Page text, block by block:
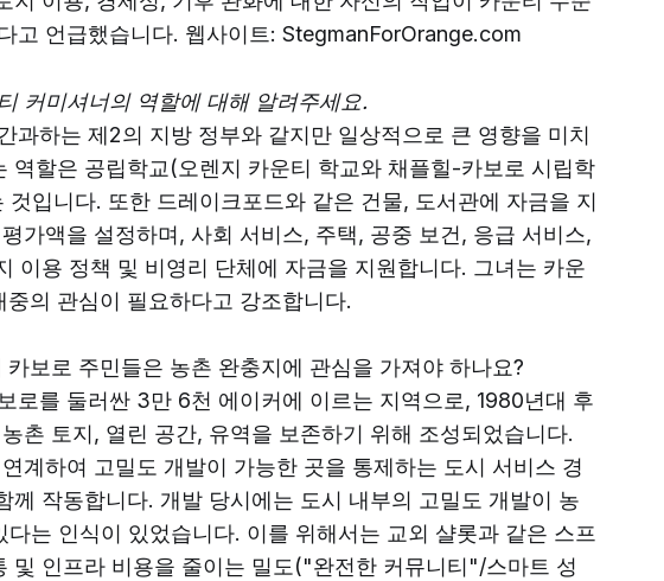
고 언급했습니다. 웹사이트: StegmanForOrange.com
커미셔너의 역할에 대해 알려주세요.
과하는 제2의 지방 정부와 같지만 일상적으로 큰 영향을 미치
역할은 공립학교(오렌지 카운티 학교와 채플힐-카보로 시립학
것입니다. 또한 드레이크포드와 같은 건물, 도서관에 자금을 지
가액을 설정하며, 사회 서비스, 주택, 공중 보건, 응급 서비스,
이용 정책 및 비영리 단체에 자금을 지원합니다. 그녀는 카운
의 관심이 필요하다고 강조합니다.
보로 주민들은 농촌 완충지에 관심을 가져야 하나요?
로를 둘러싼 3만 6천 에이커에 이르는 지역으로, 1980년대 후
촌 토지, 열린 공간, 유역을 보존하기 위해 조성되었습니다.
계하여 고밀도 개발이 가능한 곳을 통제하는 도시 서비스 경
작동합니다. 개발 당시에는 도시 내부의 고밀도 개발이 농
는 인식이 있었습니다. 이를 위해서는 교외 샬롯과 같은 스프
및 인프라 비용을 줄이는 밀도("완전한 커뮤니티"/스마트 성